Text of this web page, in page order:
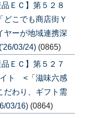
ＥＣ】第５２８
こでも商店街Ｙ
ーが地域連携深
03/24) (0865)
ＥＣ】第５２７
ト <「滋味六感
だわり、ギフト需
03/16) (0864)